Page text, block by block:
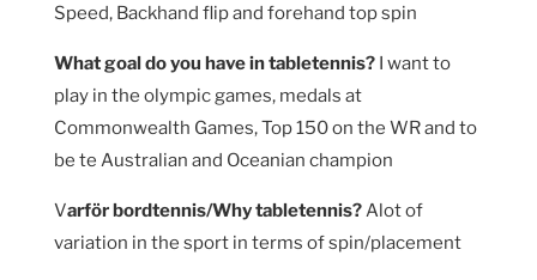
Speed, Backhand flip and forehand top spin
What goal do you have in tabletennis?I want to
play in the olympic games, medals at
Commonwealth Games, Top 150 on the WR and to
be te Australian and Oceanian champion
Varför bordtennis/Why tabletennis?Alot of
variation in the sport in terms of spin/placement